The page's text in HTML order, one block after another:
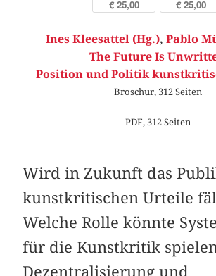
€ 25,00 € 25,00
Ines Kleesattel (Hg.), Pablo
The Future Is
Position und Politik
Broschur, 312 Seiten
PDF, 312 Seiten
Wird in Zukunft das
kunstkritischen Urteile
Welche Rolle könnte
für die Kunstkritik
Dezentralisierung und